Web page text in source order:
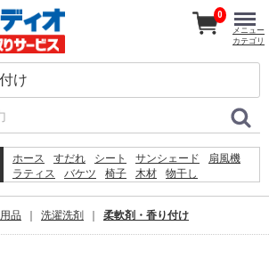
け
ホース すだれ シート サンシェード
扇風機
ラティス
バケツ 椅子 木材
物干し
コンクリートブロック
物置 空調服
0
メニュー
カテゴリ
品 洗濯洗剤 柔軟剤・香り付け